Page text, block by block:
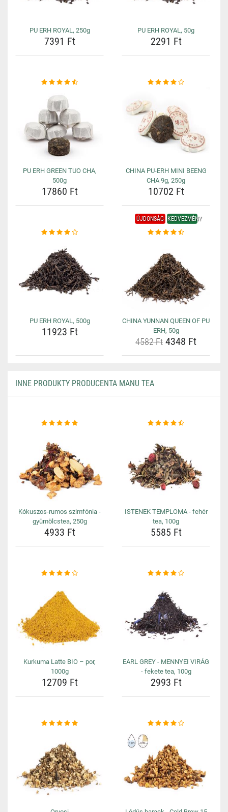
PU ERH ROYAL, 250g
7391 Ft
PU ERH ROYAL, 50g
2291 Ft
PU ERH GREEN TUO CHA,
500g
17860 Ft
CHINA PU-ERH MINI BEENG
CHA 9g, 250g
10702 Ft
PU ERH ROYAL, 500g
11923 Ft
ÚJDONSÁG KEDVEZMÉNY
CHINA YUNNAN QUEEN OF PU
ERH, 50g
4582 Ft 4348 Ft
INNE PRODUKTY PRODUCENTA MANU TEA
Kókuszos-rumos szimfónia -
gyümölcstea, 250g
4933 Ft
ISTENEK TEMPLOMA - fehér
tea, 100g
5585 Ft
Kurkuma Latte BIO – por,
1000g
12709 Ft
EARL GREY - MENNYEI VIRÁG
- fekete tea, 100g
2993 Ft